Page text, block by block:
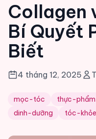
Collagen
Bí Quyết
Biết
4 tháng 12, 2025
mọc-tóc thực-
dinh-dưỡng
tóc-khỏe